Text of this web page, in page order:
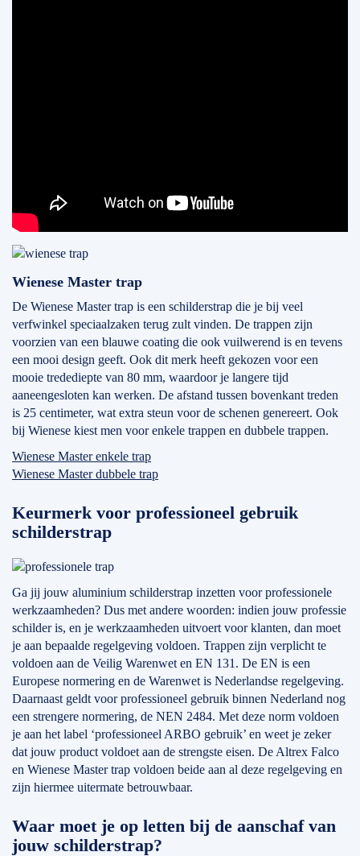
Wienese Master trap
De Wienese Master trap is een schilderstrap die je bij veel
verfwinkel speciaalzaken terug zult vinden. De trappen zijn
voorzien van een blauwe coating die ook vuilwerend is en tevens
een mooi design geeft. Ook dit merk heeft gekozen voor een
mooie tredediepte van 80 mm, waardoor je langere tijd
aaneengesloten kan werken. De afstand tussen bovenkant treden
is 25 centimeter, wat extra steun voor de schenen genereert. Ook
bij Wienese kiest men voor enkele trappen en dubbele trappen.
Wienese Master enkele trap
Wienese Master dubbele trap
Keurmerk voor professioneel gebruik
schilderstrap
Ga jij jouw aluminium schilderstrap inzetten voor professionele
werkzaamheden? Dus met andere woorden: indien jouw professie
schilder is, en je werkzaamheden uitvoert voor klanten, dan moet
je aan bepaalde regelgeving voldoen. Trappen zijn verplicht te
voldoen aan de Veilig Warenwet en EN 131. De EN is een
Europese normering en de Warenwet is Nederlandse regelgeving.
Daarnaast geldt voor professioneel gebruik binnen Nederland nog
een strengere normering, de NEN 2484. Met deze norm voldoen
je aan het label ‘professioneel ARBO gebruik’ en weet je zeker
dat jouw product voldoet aan de strengste eisen. De Altrex Falco
en Wienese Master trap voldoen beide aan al deze regelgeving en
zijn hiermee uitermate betrouwbaar.
Waar moet je op letten bij de aanschaf van
jouw schilderstrap?